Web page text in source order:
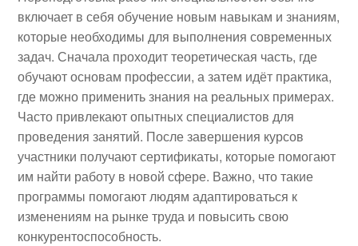
включает в себя обучение новым навыкам и знаниям,
которые необходимы для выполнения современных
задач. Сначала проходит теоретическая часть, где
обучают основам профессии, а затем идёт практика,
где можно применить знания на реальных примерах.
Часто привлекают опытных специалистов для
проведения занятий. После завершения курсов
участники получают сертификаты, которые помогают
им найти работу в новой сфере. Важно, что такие
программы помогают людям адаптироваться к
изменениям на рынке труда и повысить свою
конкурентоспособность.